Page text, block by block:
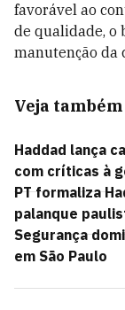
favorável ao
de qualidade, o
manutenção da
Veja também
Haddad lança
com críticas à
PT formaliza
palanque
Segurança
em São Paulo